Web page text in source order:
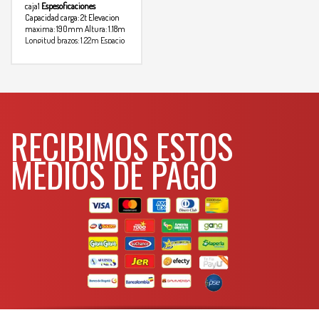
caja1 Espesoficaciones
Capacidad carga: 2t Elevacion
maxima: 190mm Altura: 1.18m
Longitud brazos: 1.22m Espacio
RECIBIMOS ESTOS
MEDIOS DE PAGO